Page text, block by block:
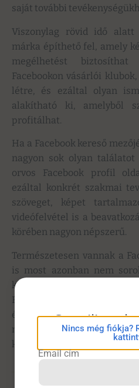
saját további
Viszonylag rövid idő alatt
márka építhető fel, amely
megélhetést
Facebookon vásárlói
létre, és ezáltal olyan
alakítható ki, amelyből
profitálhat.
Ha a Facebook kereső
nagyon sok olyan
orvos Facebook profil
ezáltal konkrét szakmai
szöveget, képet
videófelvétel is a
körében nagyon népszerű.
Természetesen vannak a
is most azonban nem
kereséssel könnyen elérhető.
Bízunk benne, hogy
érdeklődését is, ha eddig
mert a közösségi média
komoly szakmai háttér
eConsilium
Nincs még fiókja?
Email cím